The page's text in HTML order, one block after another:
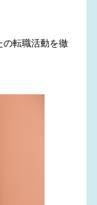
の転職活動を徹